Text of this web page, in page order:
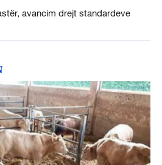
avancim drejt standardeve